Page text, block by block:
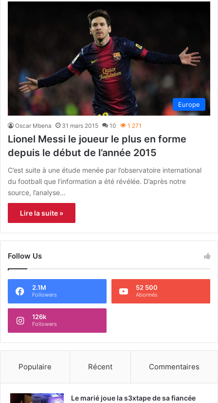
Europe
Oscar Mbena 31 mars 2015 10 1 271
Lionel Messi le joueur le plus en forme
depuis le début de l’année 2015
C’est suite à une étude menée par l’observatoire international
du football que l’information a été révélée. D’après notre
source, l’analyse…
Lire la suite »
Follow Us
2.1M
Followers
52 500
Abonnés
126k
Followers
Populaire Récent Commentaires
Le marié joue la s3xtape de sa fiancée